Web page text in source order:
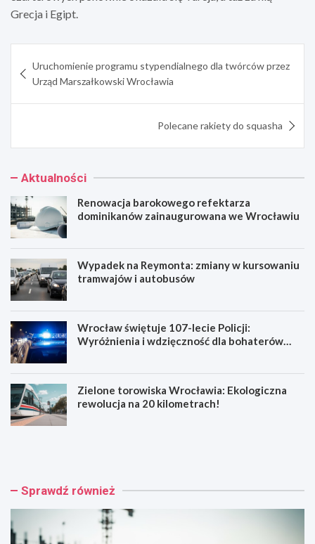
Grecja i Egipt.
wpisu
Uruchomienie programu stypendialnego dla twórców przez
Urząd Marszałkowski Wrocławia
Polecane rakiety do squasha
Aktualności
Renowacja barokowego refektarza
dominikanów zainaugurowana we Wrocławiu
Wypadek na Reymonta: zmiany w kursowaniu
tramwajów i autobusów
Wrocław świętuje 107-lecie Policji:
Wyróżnienia i wdzięczność dla bohaterów
Zielone torowiska Wrocławia: Ekologiczna
rewolucja na 20 kilometrach!
R
a
a
W
e
a
Sprawdź również